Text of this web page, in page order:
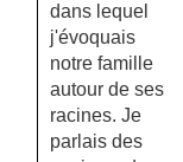
dans lequel
j'évoquais
notre famille
autour de ses
racines. Je
parlais des